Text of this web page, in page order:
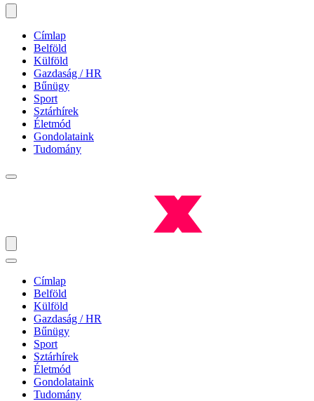
Címlap
Belföld
Külföld
Gazdaság / HR
Bűnügy
Sport
Sztárhírek
Életmód
Gondolataink
Tudomány
Címlap
Belföld
Külföld
Gazdaság / HR
Bűnügy
Sport
Sztárhírek
Életmód
Gondolataink
Tudomány